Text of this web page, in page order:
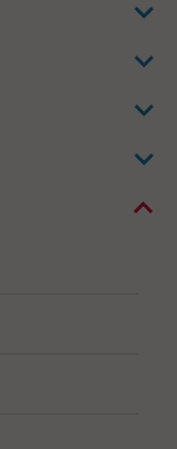
Rozwiń podmenu
Rozwiń podmenu
Rozwiń podmenu
Rozwiń podmenuZwiń podmenu